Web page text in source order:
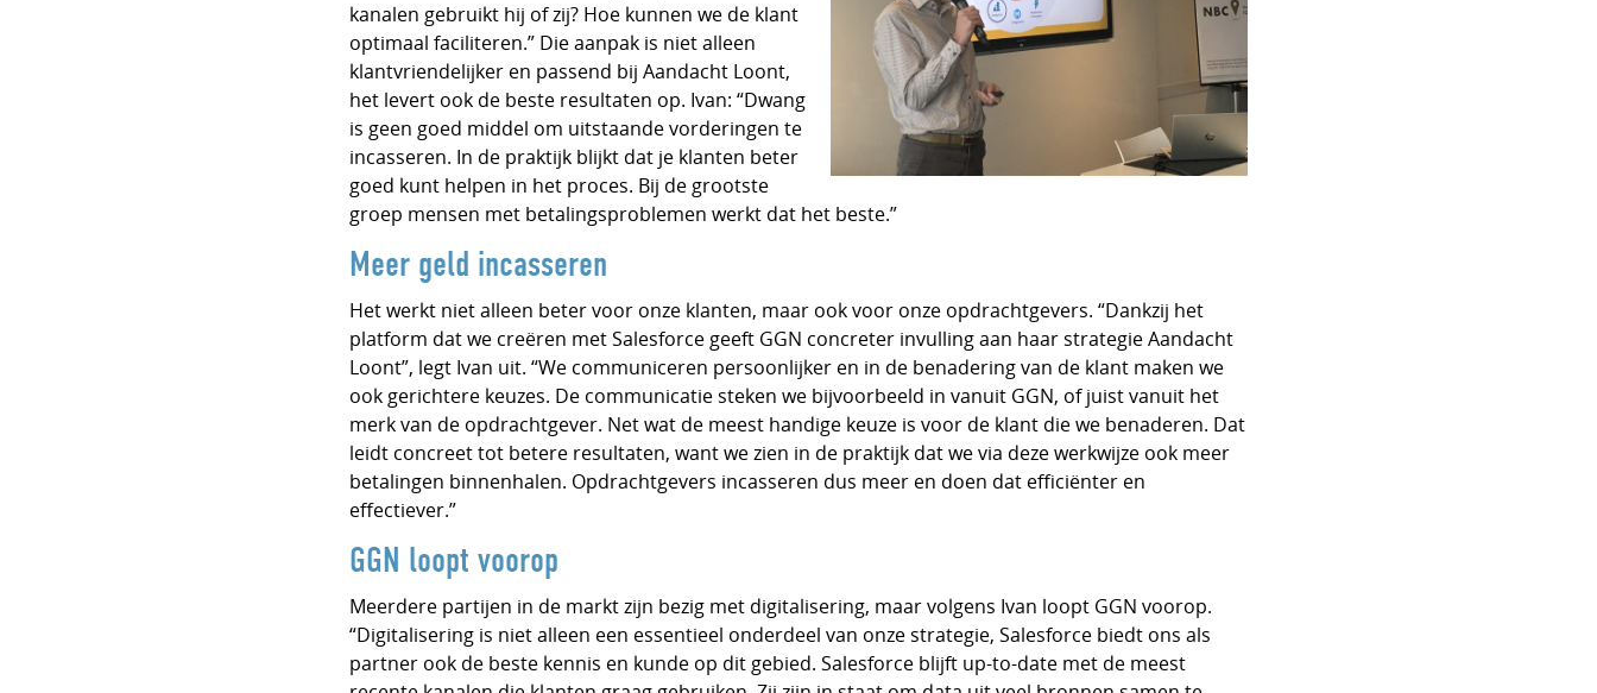
kanalen gebruikt hij of zij? Hoe kunnen we de klant
optimaal faciliteren.” Die aanpak is niet alleen
klantvriendelijker en passend bij Aandacht Loont,
het levert ook de beste resultaten op. Ivan: “Dwang
is geen goed middel om uitstaande vorderingen te
incasseren. In de praktijk blijkt dat je klanten beter
goed kunt helpen in het proces. Bij de grootste
groep mensen met betalingsproblemen werkt dat het beste.”
Meer geld incasseren
Het werkt niet alleen beter voor onze klanten, maar ook voor onze opdrachtgevers. “Dankzij het
platform dat we creëren met Salesforce geeft GGN concreter invulling aan haar strategie Aandacht
Loont”, legt Ivan uit. “We communiceren persoonlijker en in de benadering van de klant maken we
ook gerichtere keuzes. De communicatie steken we bijvoorbeeld in vanuit GGN, of juist vanuit het
merk van de opdrachtgever. Net wat de meest handige keuze is voor de klant die we benaderen. Dat
leidt concreet tot betere resultaten, want we zien in de praktijk dat we via deze werkwijze ook meer
betalingen binnenhalen. Opdrachtgevers incasseren dus meer en doen dat efficiënter en
effectiever.”
GGN loopt voorop
Meerdere partijen in de markt zijn bezig met digitalisering, maar volgens Ivan loopt GGN voorop.
“Digitalisering is niet alleen een essentieel onderdeel van onze strategie, Salesforce biedt ons als
partner ook de beste kennis en kunde op dit gebied. Salesforce blijft up-to-date met de meest